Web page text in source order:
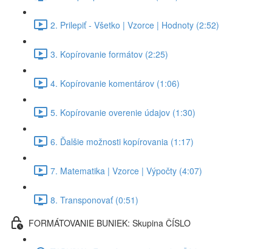
2. Prilepiť - Všetko | Vzorce | Hodnoty (2:52)
3. Kopírovanie formátov (2:25)
4. Kopírovanie komentárov (1:06)
5. Kopírovanie overenie údajov (1:30)
6. Ďalšie možnosti kopírovania (1:17)
7. Matematika | Vzorce | Výpočty (4:07)
8. Transponovať (0:51)
FORMÁTOVANIE BUNIEK: Skupina ČÍSLO